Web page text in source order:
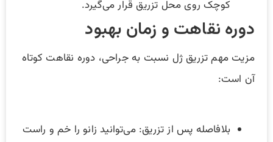
کوچک روی محل تزریق قرار می‌گیرد.
دوره نقاهت و زمان بهبود
مزیت مهم تزریق ژل نسبت به جراحی، دوره نقاهت کوتاه
آن است:
بلافاصله پس از تزریق: می‌توانید زانو را خم و راست